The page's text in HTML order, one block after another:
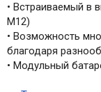
• Встраиваемый в
M12)
• Возможность
благодаря
• Модульный